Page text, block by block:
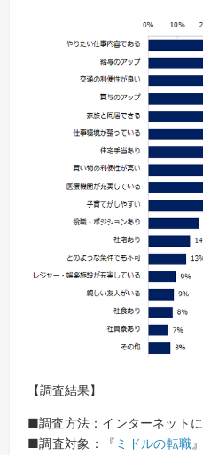
【調査結果】
■調査方法：インターネット
■調査対象：『 ミドルの転職